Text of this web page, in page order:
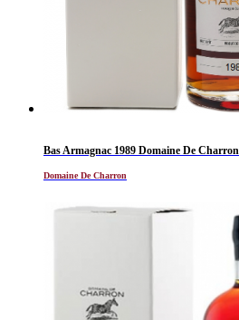
Bas Armagnac 1989 Domaine De Charron
Domaine De Charron